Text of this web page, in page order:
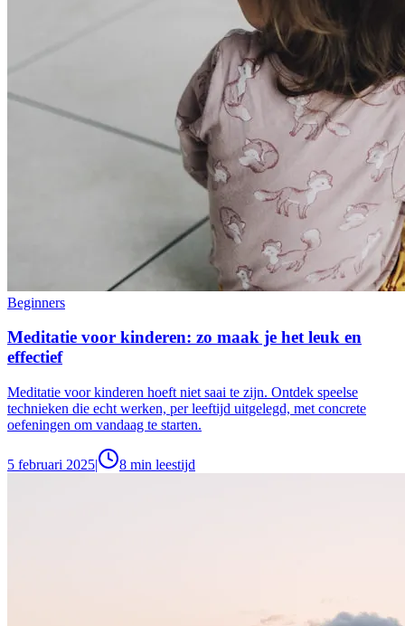
Beginners
Meditatie voor kinderen: zo maak je het leuk en
effectief
Meditatie voor kinderen hoeft niet saai te zijn. Ontdek speelse
technieken die echt werken, per leeftijd uitgelegd, met concrete
oefeningen om vandaag te starten.
5 februari 2025| 8 min leestijd